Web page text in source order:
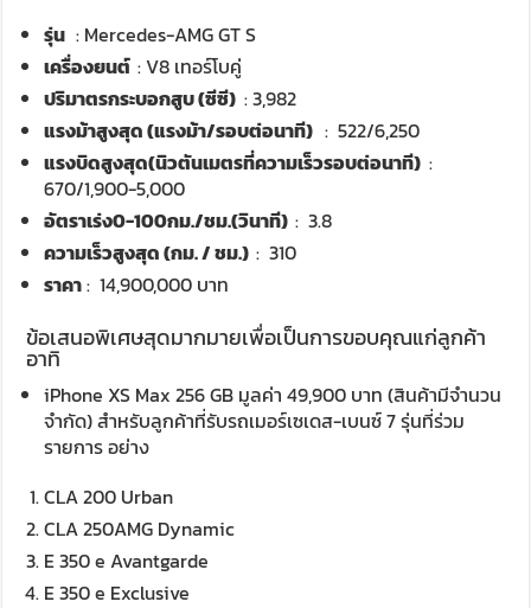
รุ่น: Mercedes-AMG GT S
เครื่องยนต์: V8 เทอร์โบคู่
ปริมาตรกระบอกสูบ (ซีซี) : 3,982
แรงม้าสูงสุด (แรงม้า/รอบต่อนาที) : 522/6,250
แรงบิดสูงสุด(นิวตันเมตรที่ความเร็วรอบต่อนาที) :
670/1,900-5,000
อัตราเร่ง0-100กม./ชม.(วินาที): 3.8
ความเร็วสูงสุด (กม. / ชม.): 310
ราคา: 14,900,000 บาท
ข้อเสนอพิเศษสุดมากมายเพื่อเป็นการขอบคุณแก่ลูกค้า
อาทิ
iPhone XS Max 256 GB มูลค่า 49,900 บาท (สินค้ามีจำนวน
จำกัด) สำหรับลูกค้าที่รับรถเมอร์เซเดส-เบนซ์ 7 รุ่นที่ร่วม
รายการ อย่าง
CLA 200 Urban
CLA 250AMG Dynamic
E 350 e Avantgarde
E 350 e Exclusive